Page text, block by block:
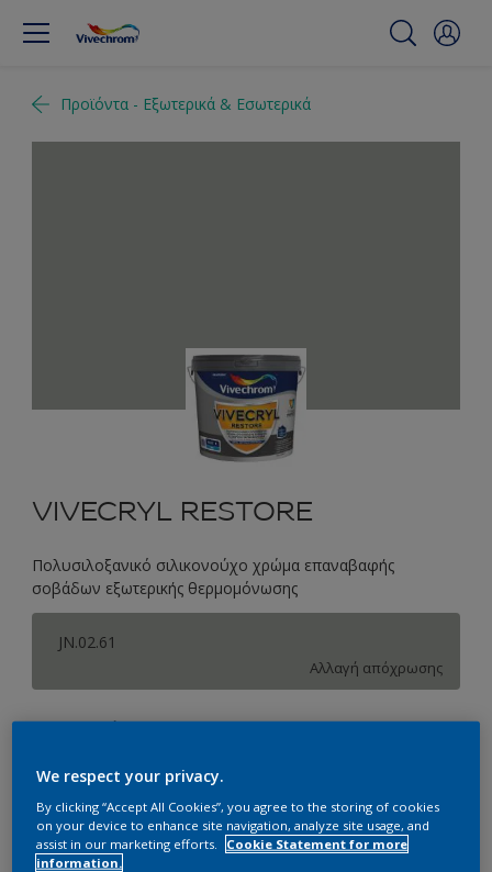
Προϊόντα - Εξωτερικά & Εσωτερικά
VIVECRYL RESTORE
Πολυσιλοξανικό σιλικονούχο χρώµα επαναβαφής
σοβάδων εξωτερικής θερμομόνωσης
JN.02.61
Αλλαγή απόχρωσης
Συσκευασία
Ποσότητα Υπολογισμός χρώματος
We respect your privacy.
By clicking “Accept All Cookies”, you agree to the storing of cookies
on your device to enhance site navigation, analyze site usage, and
assist in our marketing efforts.
Cookie Statement for more
information.